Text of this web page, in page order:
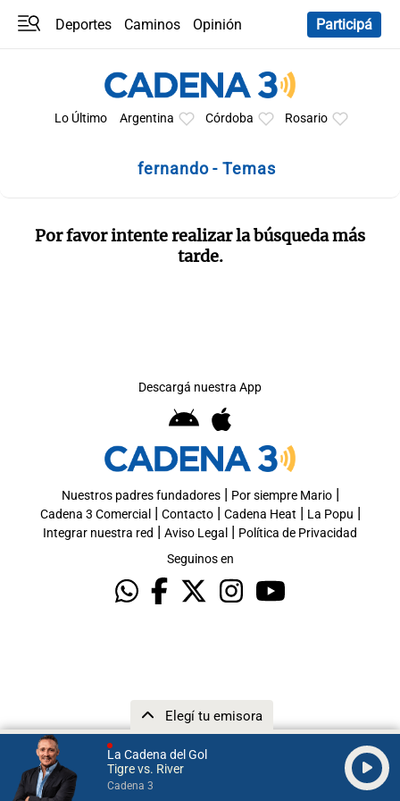
La Cadena del Gol
Tigre vs. River
Cadena 3
Elegí tu emisora
Deportes Caminos
Opinión
Participá
Lo Último Argentina Córdoba Rosario
fernando - Temas
Por favor intente realizar la búsqueda más
tarde.
Descargá nuestra App
Nuestros padres fundadores| Por siempre Mario|
Cadena 3 Comercial | Contacto| Cadena Heat | La Popu |
Integrar nuestra red | Aviso Legal | Política de Privacidad
Seguinos en